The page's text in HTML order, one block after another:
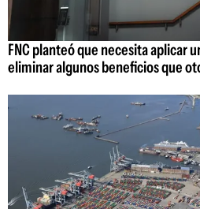
FNC planteó que necesita aplicar
eliminar algunos beneficios que